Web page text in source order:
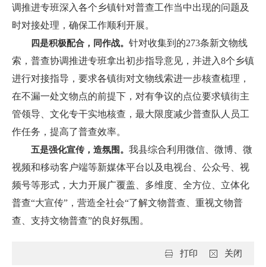
调推进专班深入各个乡镇针对普查工作当中出现的问题及
时对接处理，确保工作顺利开展。
四是积极配合，同作战。 针对收集到的273条新文物线
索，普查协调推进专班拿出初步指导意见，并进入8个乡镇
进行对接指导，要求各镇街对文物线索进一步核查梳理，
在不漏一处文物点的前提下，对有争议的点位要求镇街主
管领导、文化专干实地核查，最大限度减少普查队人员工
作任务，提高了普查效率。
五是强化宣传，造氛围。 我县综合利用微信、微博、微
视频和移动客户端等新媒体平台以及电视台、公众号、视
频号等形式，大力开展广覆盖、多维度、全方位、立体化
普查“大宣传”，营造全社会“了解文物普查、重视文物普
查、支持文物普查”的良好氛围。
关闭
打印